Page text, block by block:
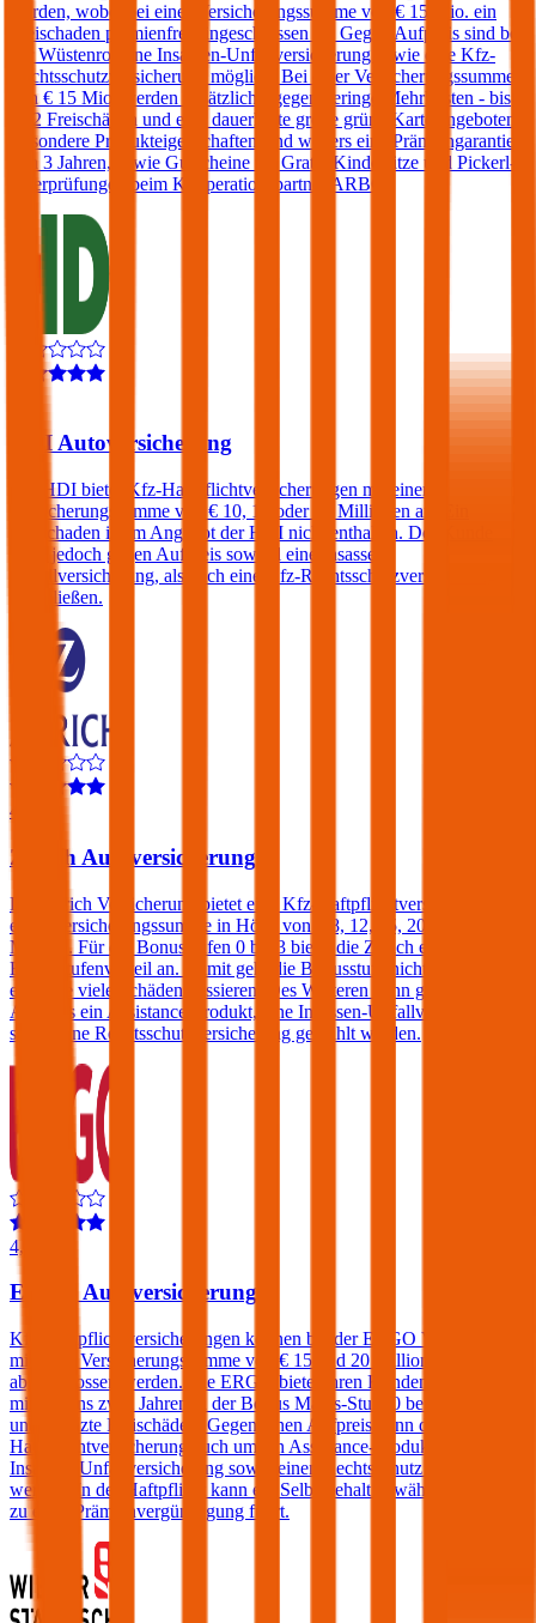
werden, wobei bei einer Versicherungssumme von € 15 Mio. ein
Freischaden prämienfrei eingeschlossen ist. Gegen Aufpreis sind bei
der Wüstenrot eine Insassen-Unfallversicherung sowie eine Kfz-
Rechtsschutzversicherung möglich. Bei einer Versicherungssumme
von € 15 Mio. werden zusätzlich - gegen geringe Mehrkosten - bis
zu 2 Freischäden und eine dauerhafte große grüne Karte angeboten.
Besondere Produkteigenschaften sind weiters eine Prämiengarantie
von 3 Jahren, sowie Gutscheine für Gratis-Kindersitze und Pickerl-
Überprüfungen beim Kooperationspartner ARBÖ.
HDI Autoversicherung
Die HDI bietet Kfz-Haftpflichtversicherungen mit einer
Versicherungssumme von € 10, 15 oder 20 Millionen an. Ein
Freischaden ist im Angebot der HDI nicht enthalten. Der Kunde
kann jedoch gegen Aufpreis sowohl eine Insassen-
Unfallversicherung, als auch eine Kfz-Rechtsschutzversicherung
abschließen.
4,2
Zurich Autoversicherung
Die Zurich Versicherung bietet eine Kfz-Haftpflichtversicherung mit
einer Versicherungssumme in Höhe von € 8, 12, 15, 20 oder 25
Mio. an. Für die Bonusstufen 0 bis 3 bietet die Zurich einen
Bonusstufenvorteil an. Damit geht die Bonusstufe nicht verloren,
egal wie viele Schäden passieren. Des Weiteren kann gegen einen
Aufpreis ein Assistance-Produkt, eine Insassen-Unfallversicherung
sowie eine Rechtsschutzversicherung gewählt werden.
4,4
ERGO Autoversicherung
Kfz-Haftpflichtversicherungen können bei der ERGO Versicherung
mit einer Versicherungssumme von € 15 und 20 Millionen
abgeschlossen werden. Die ERGO bietet ihren Kunden, die sich seit
mindestens zwei Jahren in der Bonus Malus-Stufe 0 befinden,
unbegrenzte Freischäden. Gegen einen Aufpreis kann die Kfz-
Haftpflichtversicherung auch um ein Assistance-Produkt, eine
Insassen-Unfallversicherung sowie einen Rechtsschutz erweitert
werden. In der Haftpflicht kann ein Selbstbehalt gewählt werden der
zu einer Prämienvergünstigung führt.